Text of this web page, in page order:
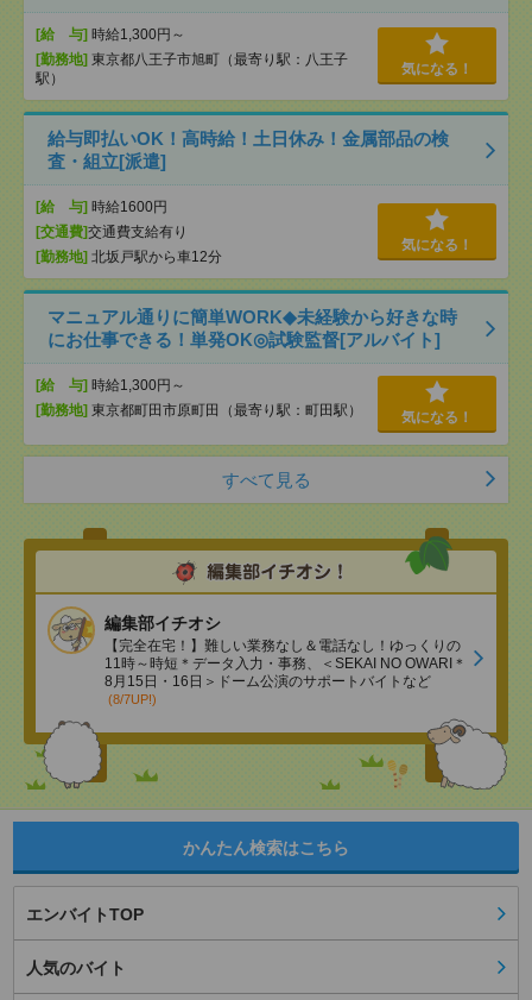
[給 与] 時給1,300円～
[勤務地] 東京都八王子市旭町（最寄り駅：八王子
駅）
気になる！
給与即払いOK！高時給！土日休み！金属部品の検
査・組立[派遣]
[給 与] 時給1600円
[交通費]交通費支給有り
[勤務地] 北坂戸駅から車12分
気になる！
マニュアル通りに簡単WORK◆未経験から好きな時
にお仕事できる！単発OK◎試験監督[アルバイト]
[給 与] 時給1,300円～
[勤務地] 東京都町田市原町田（最寄り駅：町田駅） 気になる！
すべて見る
編集部イチオシ
【完全在宅！】難しい業務なし＆電話なし！ゆっくりの
11時～時短＊データ入力・事務、＜SEKAI NO OWARI＊
8月15日・16日＞ドーム公演のサポートバイトなど
(8/7UP!)
かんたん検索はこちら
エンバイトTOP
人気のバイト